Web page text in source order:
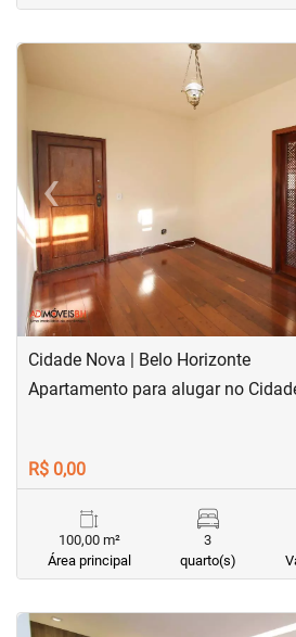
<
‹Previous
Cidade Nova | Belo Horizonte
Apartamento para alugar no
R$ 0,00
100,00 m²
Área principal
3
quarto(s)
<<<